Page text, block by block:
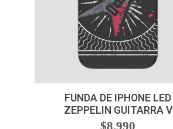
FUNDA DE IPHONE LED
ZEPPELIN GUITARRA V
$8.990